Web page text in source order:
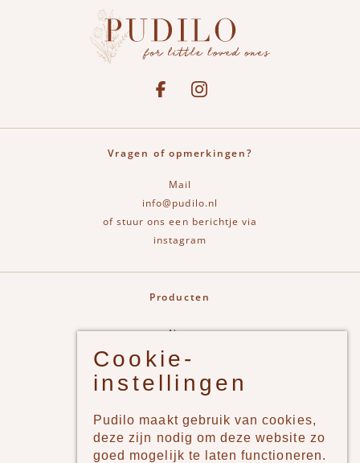
See our FacebookBekijk onze Instagram pagina
Vragen of opmerkingen?
Mail
info@pudilo.nl
of stuur ons een berichtje via
instagram
Producten
New
Jongens
Meisjes
Merken
Cookie-
instellingen
Pudilo maakt gebruik van cookies,
deze zijn nodig om deze website zo
goed mogelijk te laten functioneren.